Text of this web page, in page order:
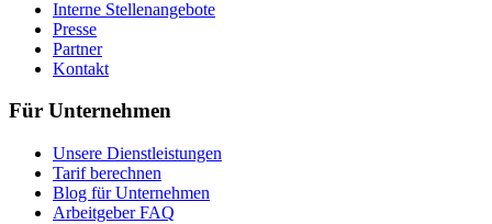
Interne Stellenangebote
Presse
Partner
Kontakt
Für Unternehmen
Unsere Dienstleistungen
Tarif berechnen
Blog für Unternehmen
Arbeitgeber FAQ